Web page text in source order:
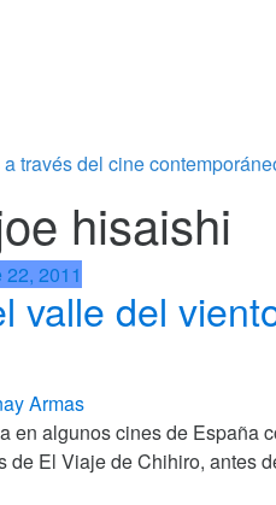
través del cine
hisaishi
2011
valle del
Armas
en algunos cines de España
de El Viaje de Chihiro, antes